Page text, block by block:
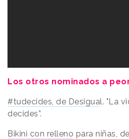
Los otros nominados a
#tudecides, de Desigual. "La
decides”.
Bikini con relleno para niñas,